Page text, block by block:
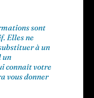
sont
Elles ne
à un
un
connaît votre
vous donner